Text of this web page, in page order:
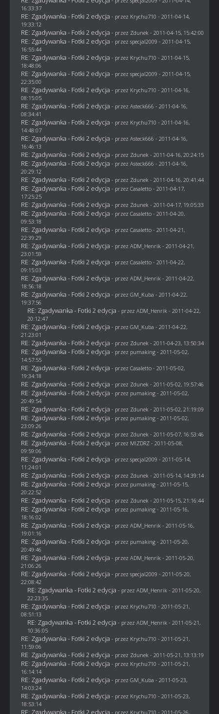
16:33:37
RE: Zgadywanka - Fotki 2 edycja - przez Krychu710 - 2011-04-14,
19:33:12
RE: Zgadywanka - Fotki 2 edycja - przez Zdunek - 2011-04-15, 15:42:00
RE: Zgadywanka - Fotki 2 edycja - przez specjal2009 - 2011-04-15,
16:55:44
RE: Zgadywanka - Fotki 2 edycja - przez Krychu710 - 2011-04-15,
18:48:06
RE: Zgadywanka - Fotki 2 edycja - przez specjal2009 - 2011-04-15,
22:35:00
RE: Zgadywanka - Fotki 2 edycja - przez Krychu710 - 2011-04-16,
08:15:05
RE: Zgadywanka - Fotki 2 edycja - przez Asteck666 - 2011-04-16,
08:34:41
RE: Zgadywanka - Fotki 2 edycja - przez Krychu710 - 2011-04-16,
14:48:07
RE: Zgadywanka - Fotki 2 edycja - przez Asteck666 - 2011-04-16,
16:46:13
RE: Zgadywanka - Fotki 2 edycja - przez Zdunek - 2011-04-16, 20:24:15
RE: Zgadywanka - Fotki 2 edycja - przez Asteck666 - 2011-04-16,
20:29:12
RE: Zgadywanka - Fotki 2 edycja - przez Zdunek - 2011-04-16, 20:41:44
RE: Zgadywanka - Fotki 2 edycja - przez Casaletto- 2011-04-17,
17:25:25
RE: Zgadywanka - Fotki 2 edycja - przez Zdunek - 2011-04-17, 19:05:33
RE: Zgadywanka - Fotki 2 edycja - przez Casaletto- 2011-04-20,
09:53:18
RE: Zgadywanka - Fotki 2 edycja - przez Casaletto- 2011-04-21,
22:39:29
RE: Zgadywanka - Fotki 2 edycja - przez ADM_Henrik - 2011-04-21,
23:01:59
RE: Zgadywanka - Fotki 2 edycja - przez Casaletto- 2011-04-22,
09:15:03
RE: Zgadywanka - Fotki 2 edycja - przez ADM_Henrik - 2011-04-22,
18:56:18
RE: Zgadywanka - Fotki 2 edycja - przez GM_Kuba - 2011-04-22,
19:37:56
RE: Zgadywanka - Fotki 2 edycja - przez ADM_Henrik - 2011-04-22,
20:12:47
RE: Zgadywanka - Fotki 2 edycja - przez GM_Kuba - 2011-04-22,
21:23:01
RE: Zgadywanka - Fotki 2 edycja - przez Zdunek - 2011-04-23, 13:50:34
RE: Zgadywanka - Fotki 2 edycja - przez pumaking- 2011-05-02,
14:57:55
RE: Zgadywanka - Fotki 2 edycja - przez Casaletto- 2011-05-02,
19:34:18
RE: Zgadywanka - Fotki 2 edycja - przez Zdunek - 2011-05-02, 19:57:46
RE: Zgadywanka - Fotki 2 edycja - przez pumaking- 2011-05-02,
20:49:54
RE: Zgadywanka - Fotki 2 edycja - przez Zdunek - 2011-05-02, 21:19:09
RE: Zgadywanka - Fotki 2 edycja - przez pumaking- 2011-05-02,
23:09:26
RE: Zgadywanka - Fotki 2 edycja - przez Zdunek - 2011-05-07, 16:53:46
RE: Zgadywanka - Fotki 2 edycja - przez MIZDRZ- 2011-05-08,
09:59:06
RE: Zgadywanka - Fotki 2 edycja - przez specjal2009 - 2011-05-14,
11:24:01
RE: Zgadywanka - Fotki 2 edycja - przez Zdunek - 2011-05-14, 14:39:14
RE: Zgadywanka - Fotki 2 edycja - przez pumaking- 2011-05-15,
20:22:52
RE: Zgadywanka - Fotki 2 edycja - przez Zdunek - 2011-05-15, 21:16:44
RE: Zgadywanka - Fotki 2 edycja - przez pumaking- 2011-05-16,
18:16:02
RE: Zgadywanka - Fotki 2 edycja - przez ADM_Henrik - 2011-05-16,
19:01:16
RE: Zgadywanka - Fotki 2 edycja - przez pumaking- 2011-05-20,
20:49:46
RE: Zgadywanka - Fotki 2 edycja - przez ADM_Henrik - 2011-05-20,
21:06:26
RE: Zgadywanka - Fotki 2 edycja - przez specjal2009 - 2011-05-20,
22:08:42
RE: Zgadywanka - Fotki 2 edycja - przez ADM_Henrik - 2011-05-20,
22:23:35
RE: Zgadywanka - Fotki 2 edycja - przez Krychu710 - 2011-05-21,
08:51:13
RE: Zgadywanka - Fotki 2 edycja - przez ADM_Henrik - 2011-05-21,
10:36:05
RE: Zgadywanka - Fotki 2 edycja - przez Krychu710 - 2011-05-21,
11:59:06
RE: Zgadywanka - Fotki 2 edycja - przez Zdunek - 2011-05-21, 13:13:19
RE: Zgadywanka - Fotki 2 edycja - przez Krychu710 - 2011-05-21,
16:14:14
RE: Zgadywanka - Fotki 2 edycja - przez GM_Kuba - 2011-05-23,
14:03:24
RE: Zgadywanka - Fotki 2 edycja - przez Krychu710 - 2011-05-23,
18:53:14
RE: Zgadywanka - Fotki 2 edycja - przez Krychu710 - 2011-05-26,